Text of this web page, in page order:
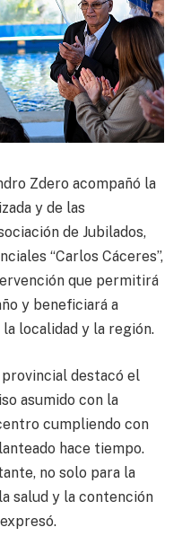
Zdero acompañó la
y de las
de Jubilados,
“Carlos Cáceres”,
que permitirá
y beneficiará a
localidad y la región.
destacó el
asumido con la
cumpliendo con
hace tiempo.
no solo para la
salud y la contención